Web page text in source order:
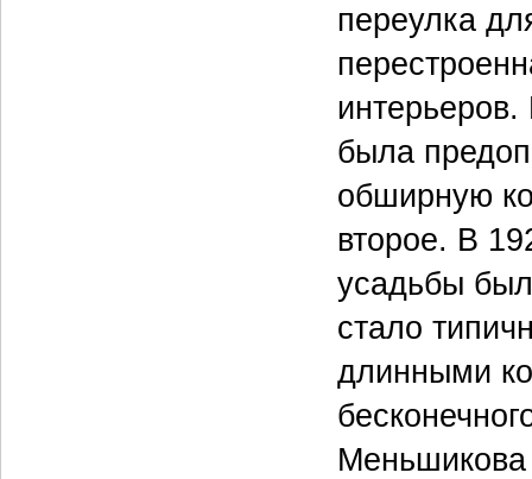
переулка
была
обширную
второе. В
усадьбы
стало
длинными
Меньшикова